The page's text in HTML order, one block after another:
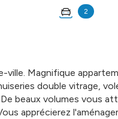
2
ville. Magnifique
double vitrage,
beaux volumes vous
apprécierez